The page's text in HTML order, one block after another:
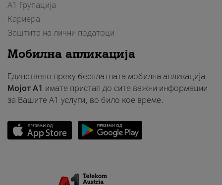
А1 Групација
Кариера
Заштита на лични податоци
Мобилна апликација
Единствено преку бесплатната мобилна апликација
Мојот A1 имате пристап до сите важни информации
за Вашите A1 услуги, во било кое време.